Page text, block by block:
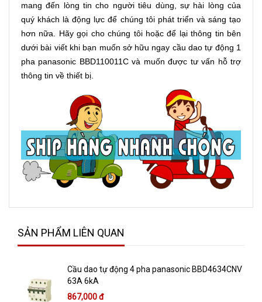
mang đến lòng tin cho người tiêu dùng, sự hài lòng của
quý khách là động lực để chúng tôi phát triển và sáng tạo
hơn nữa. Hãy gọi cho chúng tôi hoặc để lại thông tin bên
dưới bài viết khi bạn muốn sở hữu ngay cầu dao tự động 1
pha panasonic BBD110011C và muốn được tư vấn hỗ trợ
thông tin về thiết bị.
SẢN PHẨM LIÊN QUAN
Cầu dao tự động 4 pha panasonic BBD4634CNV
63A 6kA
867,000 đ